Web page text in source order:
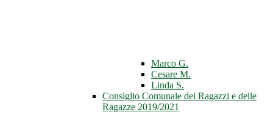
Marco G.
Cesare M.
Linda S.
Consiglio Comunale dei Ragazzi e delle
Ragazze 2019/2021